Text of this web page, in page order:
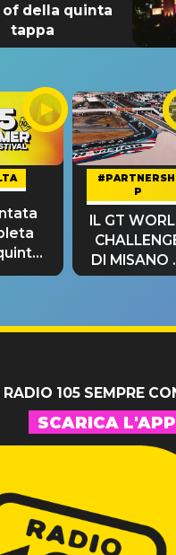
of della quinta
tappa
#PARTNERSHI
P
IL GT
DI MISANO
RADIO 105 SEMPRE
SCARICA L'APP